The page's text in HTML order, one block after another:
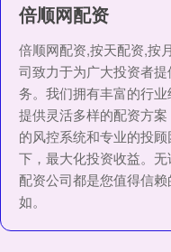
倍顺网配资
倍顺网配资,按天配资,按
司致力于为广大投资者
务。我们拥有丰富的行
提供灵活多样的配资方
的风控系统和专业的投
下，最大化投资收益。
配资公司都是您值得信
如。